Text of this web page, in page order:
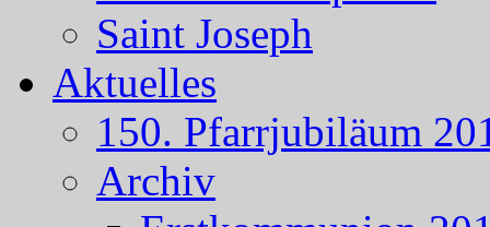
Saint Joseph
Aktuelles
150. Pfarrjubiläum
Archiv